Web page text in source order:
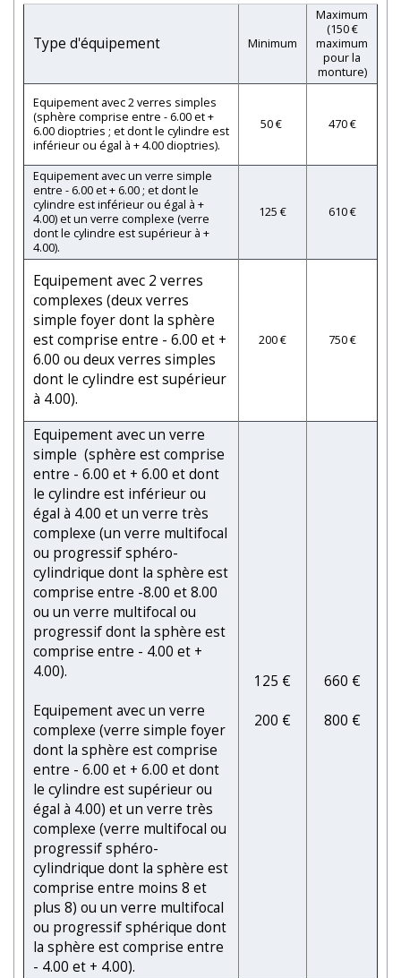
Type d'équipement Minimum
Maximum
(150 €
maximum
pour la
monture)
Equipement avec 2 verres simples
(sphère comprise entre - 6.00 et +
6.00 dioptries ; et dont le cylindre est
inférieur ou égal à + 4.00 dioptries).
50 € 470 €
Equipement avec un verre simple
entre - 6.00 et + 6.00 ; et dont le
cylindre est inférieur ou égal à +
4.00) et un verre complexe (verre
dont le cylindre est supérieur à +
4.00).
125 € 610 €
Equipement avec 2 verres
complexes (deux verres
simple foyer dont la sphère
est comprise entre - 6.00 et +
6.00 ou deux verres simples
dont le cylindre est supérieur
à 4.00).
200 € 750 €
Equipement avec un verre
simple (sphère est comprise
entre - 6.00 et + 6.00 et dont
le cylindre est inférieur ou
égal à 4.00 et un verre très
complexe (un verre multifocal
ou progressif sphéro-
cylindrique dont la sphère est
comprise entre -8.00 et 8.00
ou un verre multifocal ou
progressif dont la sphère est
comprise entre - 4.00 et +
4.00).
Equipement avec un verre
complexe (verre simple foyer
dont la sphère est comprise
entre - 6.00 et + 6.00 et dont
le cylindre est supérieur ou
égal à 4.00) et un verre très
complexe (verre multifocal ou
progressif sphéro-
cylindrique dont la sphère est
comprise entre moins 8 et
plus 8) ou un verre multifocal
ou progressif sphérique dont
la sphère est comprise entre
- 4.00 et + 4.00).
125 €
200 €
660 €
800 €